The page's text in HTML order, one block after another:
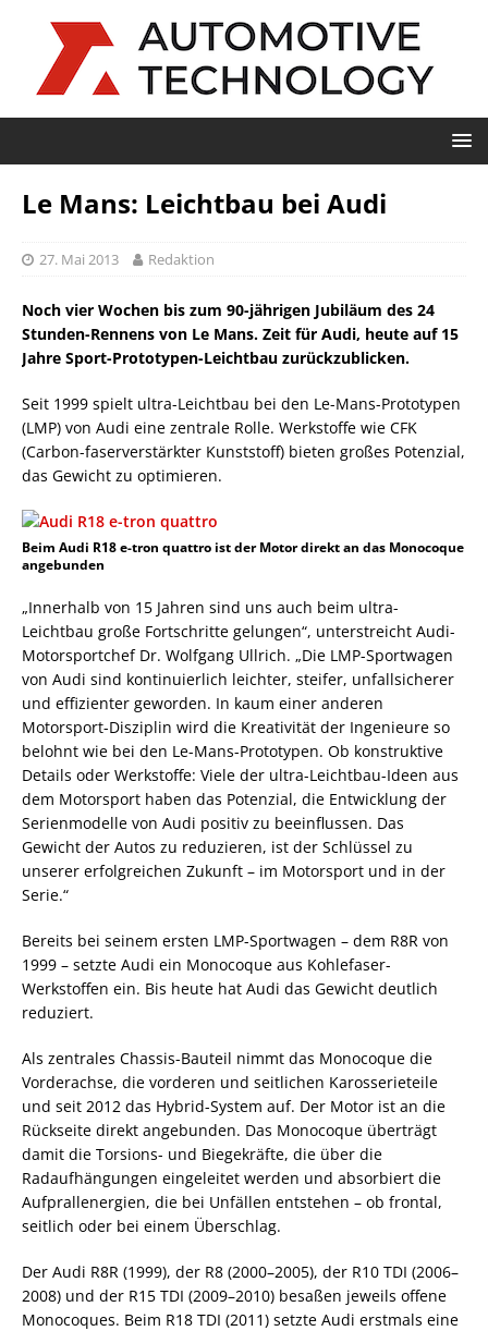
Le Mans: Leichtbau bei Audi
27. Mai 2013 Redaktion
Noch vier Wochen bis zum 90-jährigen Jubiläum des 24
Stunden-Rennens von Le Mans. Zeit für Audi, heute auf 15
Jahre Sport-Prototypen-Leichtbau zurückzublicken.
Seit 1999 spielt ultra-Leichtbau bei den Le-Mans-Prototypen
(LMP) von Audi eine zentrale Rolle. Werkstoffe wie CFK
(Carbon-faserverstärkter Kunststoff) bieten großes Potenzial,
das Gewicht zu optimieren.
Beim Audi R18 e-tron quattro ist der Motor direkt an das Monocoque
angebunden
„Innerhalb von 15 Jahren sind uns auch beim ultra-
Leichtbau große Fortschritte gelungen“, unterstreicht Audi-
Motorsportchef Dr. Wolfgang Ullrich. „Die LMP-Sportwagen
von Audi sind kontinuierlich leichter, steifer, unfallsicherer
und effizienter geworden. In kaum einer anderen
Motorsport-Disziplin wird die Kreativität der Ingenieure so
belohnt wie bei den Le-Mans-Prototypen. Ob konstruktive
Details oder Werkstoffe: Viele der ultra-Leichtbau-Ideen aus
dem Motorsport haben das Potenzial, die Entwicklung der
Serienmodelle von Audi positiv zu beeinflussen. Das
Gewicht der Autos zu reduzieren, ist der Schlüssel zu
unserer erfolgreichen Zukunft – im Motorsport und in der
Serie.“
Bereits bei seinem ersten LMP-Sportwagen – dem R8R von
1999 – setzte Audi ein Monocoque aus Kohlefaser-
Werkstoffen ein. Bis heute hat Audi das Gewicht deutlich
reduziert.
Als zentrales Chassis-Bauteil nimmt das Monocoque die
Vorderachse, die vorderen und seitlichen Karosserieteile
und seit 2012 das Hybrid-System auf. Der Motor ist an die
Rückseite direkt angebunden. Das Monocoque überträgt
damit die Torsions- und Biegekräfte, die über die
Radaufhängungen eingeleitet werden und absorbiert die
Aufprallenergien, die bei Unfällen entstehen – ob frontal,
seitlich oder bei einem Überschlag.
Der Audi R8R (1999), der R8 (2000–2005), der R10 TDI (2006–
2008) und der R15 TDI (2009–2010) besaßen jeweils offene
Monocoques. Beim R18 TDI (2011) setzte Audi erstmals eine